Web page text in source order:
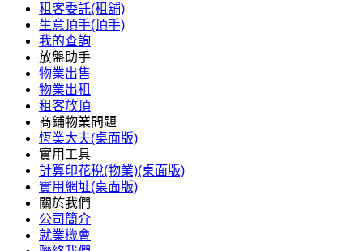
租客委託(租舖)
生意頂手(頂手)
我的查詢
放盤助手
物業出售
物業出租
租客放頂
商鋪物業問題
恆業大夫(桌面版)
實用工具
計算印花稅(物業)(桌面版)
實用網址(桌面版)
關於我們
公司簡介
就業機會